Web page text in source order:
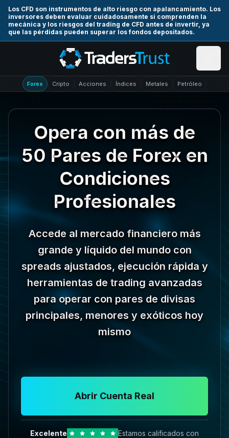
Los CFD son instrumentos de alto riesgo con apalancamiento. Los
inversores deben evaluar cuidadosamente si comprenden la
mecánica y los riesgos del trading de CFD antes de invertir, ya
que las pérdidas pueden superar los fondos depositados.
Skip to main content
Forex Cripto Acciones Índices Metales Petróleo
Opera con más de
50 Pares de Forex en
Condiciones
Profesionales
Accede al mercado financiero más
grande y líquido del mundo con
spreads ajustados, ejecución rápida y
herramientas de trading avanzadas
para operar con pares de divisas
principales, menores y exóticos hoy
mismo
Abrir Cuenta Real
Excelente
Estamos calificados con